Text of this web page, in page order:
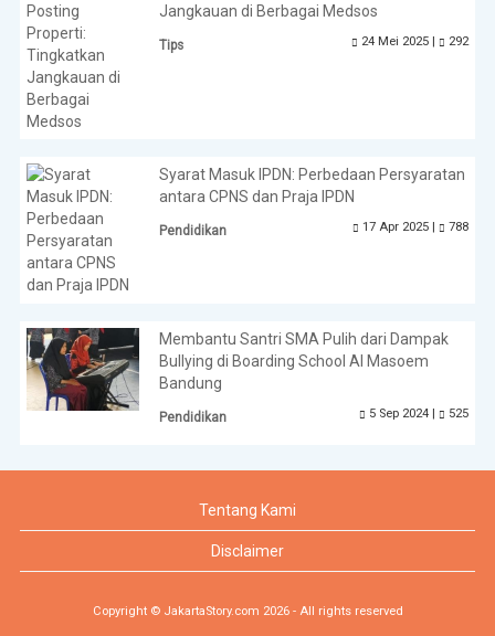
Jangkauan di Berbagai Medsos
Tips 24 Mei 2025 | 292
Syarat Masuk IPDN: Perbedaan Persyaratan
antara CPNS dan Praja IPDN
Pendidikan 17 Apr 2025 | 788
Membantu Santri SMA Pulih dari Dampak
Bullying di Boarding School Al Masoem
Bandung
Pendidikan 5 Sep 2024 | 525
Tentang Kami
Disclaimer
Copyright © JakartaStory.com 2026 - All rights reserved